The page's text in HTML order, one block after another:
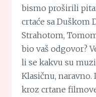
bismo proširili
crtaće sa Duškom
Strahotom,
bio vaš odgovor?
li se kakvu su
Klasičnu, naravno.
kroz crtane